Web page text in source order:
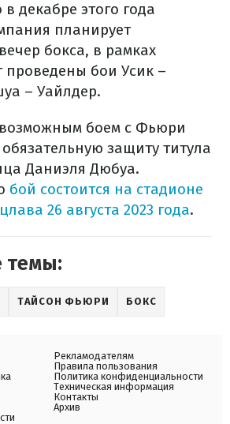
декабре этого года
планирует
бокса, в рамках
проведены бои Усик –
– Уайлдер.
боем с Фьюри
защиту титула
Даниэля Дюбуа.
бой состоится на стадионе
26 августа 2023 года.
темы:
ТАЙСОН ФЬЮРИ БОКС
Рекламодателям
Правила пользования
Политика конфиденциальности
Техническая информация
Контакты
Архив